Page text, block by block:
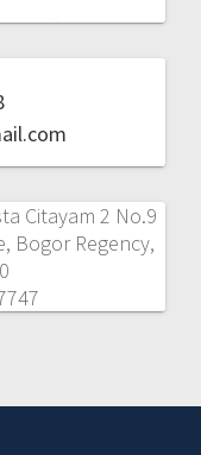
Citayam 2 No.9
Bogor Regency,